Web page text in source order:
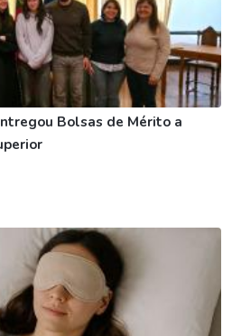
Bolsas de Mérito a